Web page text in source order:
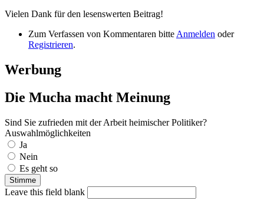
Vielen Dank für den lesenswerten Beitrag!
Zum Verfassen von Kommentaren bitte Anmelden oder
Registrieren.
Werbung
Die Mucha macht Meinung
Sind Sie zufrieden mit der Arbeit heimischer Politiker?
Auswahlmöglichkeiten
Ja
Nein
Es geht so
Leave this field blank